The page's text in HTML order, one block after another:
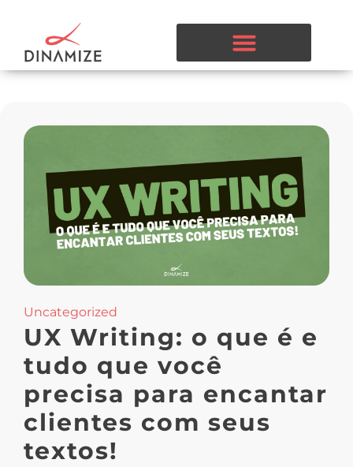
Uncategorized
UX Writing: o que é e
tudo que você
precisa para encantar
clientes com seus
textos!